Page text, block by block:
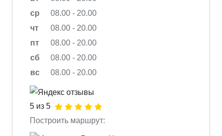
ср
08.00 - 20.00
чт
08.00 - 20.00
пт
08.00 - 20.00
сб
08.00 - 20.00
вс
08.00 - 20.00
5 из 5
Построить маршрут: